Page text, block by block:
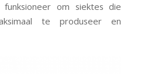
funksioneer om siektes die
te produseer en